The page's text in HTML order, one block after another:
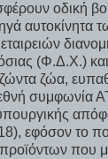
οδική
αυτοκίνητα
(Φ.Δ.Χ.)
ζώα,
συμφωνία
εφόσον το
που